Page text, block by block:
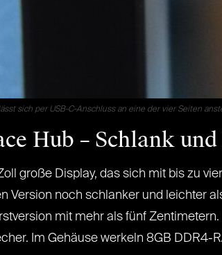
sich per USB-C-Anschluss an eine der vier Seiten
Hub – Schlank
große Display, das sich mit bis zu
Version noch schlanker und leichter
mit mehr als fünf
Im Gehäuse werkeln 8GB DDR4-